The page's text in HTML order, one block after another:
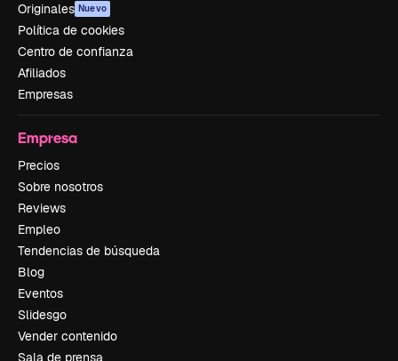
Originales Nuevo
Política de cookies
Centro de confianza
Afiliados
Empresas
Empresa
Precios
Sobre nosotros
Reviews
Empleo
Tendencias de búsqueda
Blog
Eventos
Slidesgo
Vender contenido
Sala de prensa